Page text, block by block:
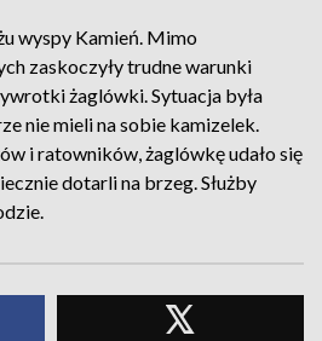
wyspy Kamień. Mimo
zaskoczyły trudne warunki
żaglówki. Sytuacja była
nie mieli na sobie kamizelek.
i ratowników, żaglówkę udało się
dotarli na brzeg. Służby